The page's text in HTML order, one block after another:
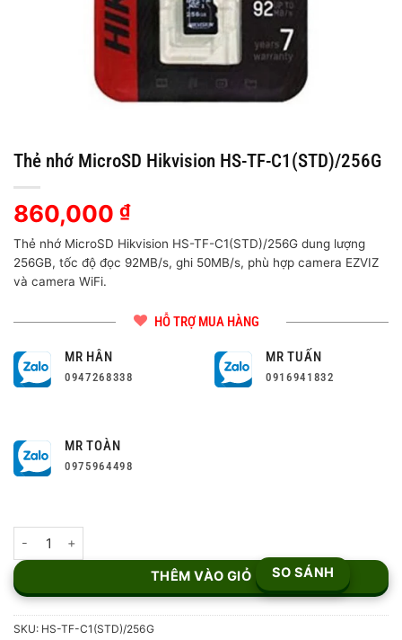
Thẻ nhớ MicroSD Hikvision HS-TF-C1(STD)/256G
860,000 ₫
Thẻ nhớ MicroSD Hikvision HS-TF-C1(STD)/256G dung lượng
256GB, tốc độ đọc 92MB/s, ghi 50MB/s, phù hợp camera EZVIZ
và camera WiFi.
HỖ TRỢ MUA HÀNG
MR HÂN
0947268338
MR TUẤN
0916941832
MR TOÀN
0975964498
THÊM VÀO GIỎ SO SÁNH
SKU: HS-TF-C1(STD)/256G